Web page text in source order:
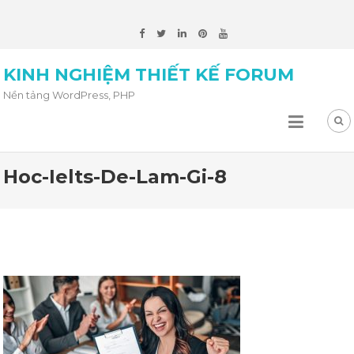
KINH NGHIỆM THIẾT KẾ FORUM
Nền tảng WordPress, PHP
Hoc-Ielts-De-Lam-Gi-8